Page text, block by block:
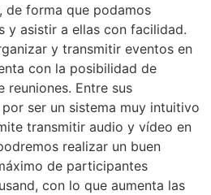
de forma que podamos
y asistir a ellas con facilidad.
y transmitir eventos en
con la posibilidad de
reuniones. Entre sus
ser un sistema muy intuitivo
transmitir audio y vídeo en
realizar un buen
de participantes
con lo que aumenta las